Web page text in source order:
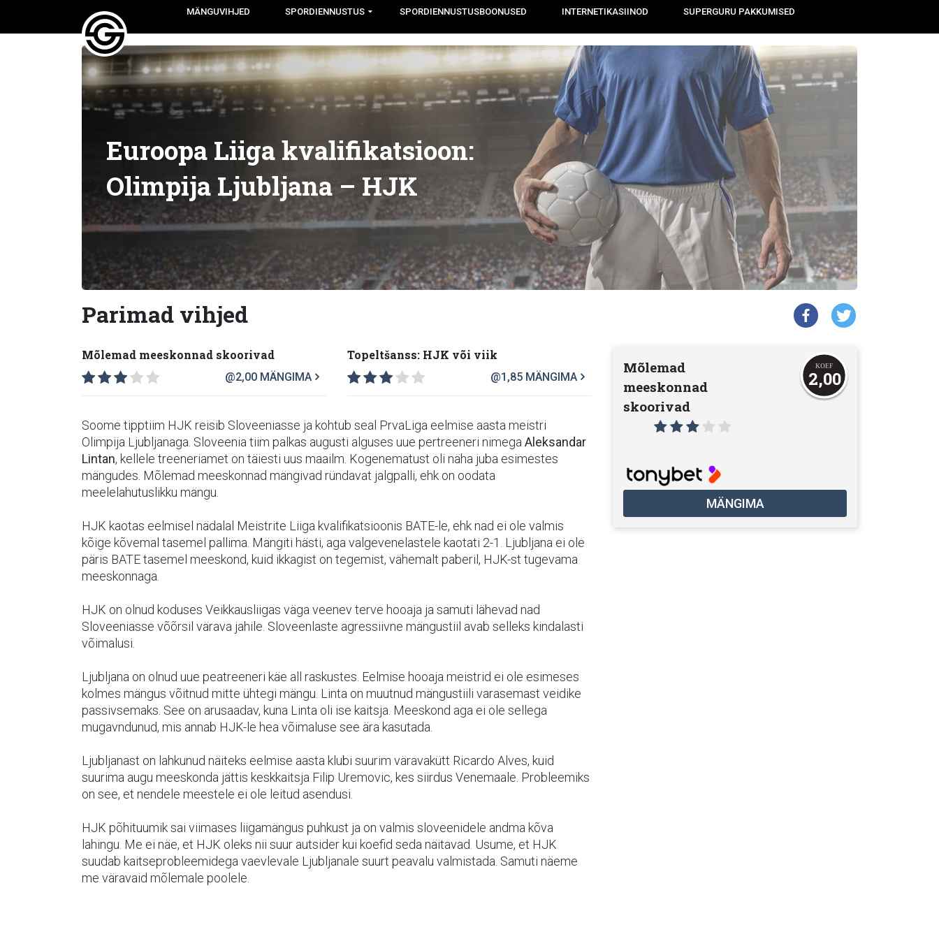
MÄNGUVIHJED SPORDIENNUSTUS SPORDIENNUSTUSBOONUSED INTERNETIKASIINOD SUPERGURU PAKKUMISED
Euroopa Liiga kvalifikatsioon:
Olimpija Ljubljana – HJK
Parimad vihjed
Mõlemad meeskonnad skoorivad
@2,00 MÄNGIMA
Topeltšanss: HJK või viik
@1,85 MÄNGIMA
Soome tipptiim HJK reisib Sloveeniasse ja kohtub seal PrvaLiga eelmise aasta meistri
Olimpija Ljubljanaga. Sloveenia tiim palkas augusti alguses uue pertreeneri nimega Aleksandar
Lintan, kellele treeneriamet on täiesti uus maailm. Kogenematust oli näha juba esimestes
mängudes. Mõlemad meeskonnad mängivad ründavat jalgpalli, ehk on oodata
meelelahutuslikku mängu.
HJK kaotas eelmisel nädalal Meistrite Liiga kvalifikatsioonis BATE-le, ehk nad ei ole valmis
kõige kõvemal tasemel pallima. Mängiti hästi, aga valgevenelastele kaotati 2-1. Ljubljana ei ole
päris BATE tasemel meeskond, kuid ikkagist on tegemist, vähemalt paberil, HJK-st tugevama
meeskonnaga.
HJK on olnud koduses Veikkausliigas väga veenev terve hooaja ja samuti lähevad nad
Sloveeniasse võõrsil värava jahile. Sloveenlaste agressiivne mängustiil avab selleks kindalasti
võimalusi.
Ljubljana on olnud uue peatreeneri käe all raskustes. Eelmise hooaja meistrid ei ole esimeses
kolmes mängus võitnud mitte ühtegi mängu. Linta on muutnud mängustiili varasemast veidike
passivsemaks. See on arusaadav, kuna Linta oli ise kaitsja. Meeskond aga ei ole sellega
mugavndunud, mis annab HJK-le hea võimaluse see ära kasutada.
Ljubljanast on lahkunud näiteks eelmise aasta klubi suurim väravakütt Ricardo Alves, kuid
suurima augu meeskonda jättis keskkaitsja Filip Uremovic, kes siirdus Venemaale. Probleemiks
on see, et nendele meestele ei ole leitud asendusi.
HJK põhituumik sai viimases liigamängus puhkust ja on valmis sloveenidele andma kõva
lahingu. Me ei näe, et HJK oleks nii suur autsider kui koefid seda näitavad. Usume, et HJK
suudab kaitseprobleemidega vaevlevale Ljubljanale suurt peavalu valmistada. Samuti näeme
me väravaid mõlemale poolele.
Mõlemad
meeskonnad
skoorivad
2,00
MÄNGIMA